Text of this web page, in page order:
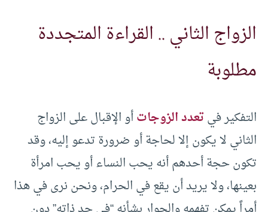
الزواج الثاني .. القراءة المتجددة
مطلوبة
التفكير فيتعدد الزوجاتأو الإقبال على الزواج
الثاني لا يكون إلا لحاجة أو ضرورة تدعو إليه، وقد
تكون حجة أحدهم أنه يحب النساء أو يحب امرأة
بعينها، ولا يريد أن يقع في الحرام، ونحن نرى في هذا